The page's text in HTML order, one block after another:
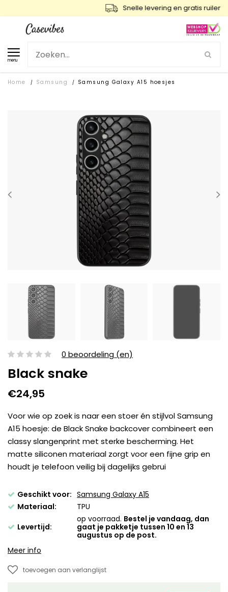
Snelle levering en gratis ruilen
menu
Home / Samsung / Samsung Galaxy A15 hoesjes
0 beoordeling (en)
Black snake
€24,95
Voor wie op zoek is naar een stoer én stijlvol Samsung
A15 hoesje: de Black Snake backcover combineert een
classy slangenprint met sterke bescherming. Het
matte siliconen materiaal zorgt voor een fijne grip en
houdt je telefoon veilig bij dagelijks gebrui
Geschikt voor: Samsung Galaxy A15
Materiaal:
TPU
Levertijd:
op voorraad. Bestel je vandaag, dan
gaat je pakketje tussen 10 en 13
augustus op de post.
Meer info
toevoegen aan verlanglijst